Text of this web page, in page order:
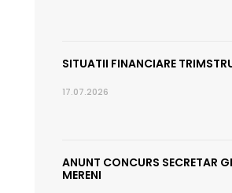
SITUATII FINANCIARE
17.07.2026
ANUNT CONCURS SECRETAR
MERENI